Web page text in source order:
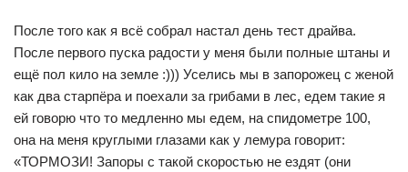
После того как я всё собрал настал день тест драйва.
После первого пуска радости у меня были полные штаны и
ещё пол кило на земле :))) Уселись мы в запорожец с женой
как два старпёра и поехали за грибами в лес, едем такие я
ей говорю что то медленно мы едем, на спидометре 100,
она на меня круглыми глазами как у лемура говорит:
«ТОРМОЗИ! Запоры с такой скоростью не ездят (они